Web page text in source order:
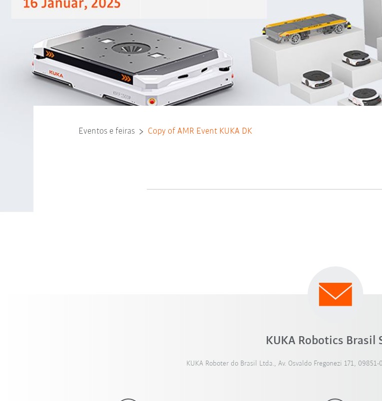
Eventos e feiras Copy of AMR Event KUKA DK
KUKA Robotics Brasil
KUKA Roboter do Brasil Ltda., Av. Osvaldo Fregonezi 171, 09851-